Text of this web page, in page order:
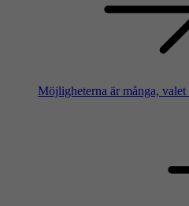
Möjligheterna är många, valet